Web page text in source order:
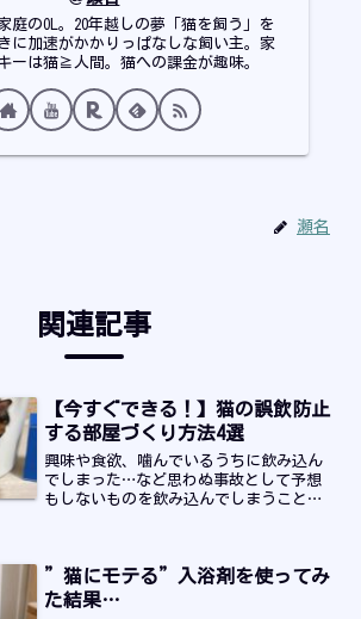
庭のOL。20年越しの夢「猫を飼う」を
に加速がかかりっぱなしな飼い主。家
ーは猫≧人間。猫への課金が趣味。
瀬名
関連記事
【今すぐできる！】猫の誤飲防止
する部屋づくり方法4選
興味や食欲、噛んでいるうちに飲み込ん
でしまった…など思わぬ事故として予想
もしないものを飲み込んでしまうことが
読みください！
”猫にモテる”入浴剤を使ってみ
た結果…